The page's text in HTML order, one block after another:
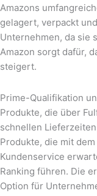
Amazons
gelagert, verpackt
Unternehmen, da sie
Amazon sorgt dafür,
steigert.
Prime-Qualifikation
Produkte, die über
schnellen
Produkte, die mit
Kundenservice
Ranking führen. Die
Option für